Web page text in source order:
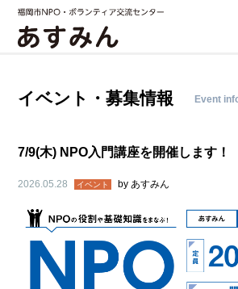
イベント・募集情報 Event
7/9(木) NPO入門講座を開催します！
2026.05.28 イベント byあすみん